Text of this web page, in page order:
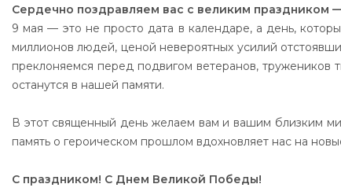
Сер­деч­но поз­драв­ля­ем вас с ве­ли­ким праз­дни­ком
9 мая — это не прос­то да­та в ка­лен­да­ре, а день,
мил­ли­онов лю­дей, це­ной не­ве­ро­ят­ных уси­лий
прек­ло­ня­ем­ся пе­ред под­ви­гом ве­те­ра­нов,
ос­та­нут­ся в на­шей па­мя­ти.
В этот свя­щен­ный день же­ла­ем вам и ва­шим близ­ким
па­мять о ге­ро­ичес­ком прош­лом вдох­нов­ля­ет нас на
С праз­дни­ком! С Днем Ве­ли­кой По­бе­ды!